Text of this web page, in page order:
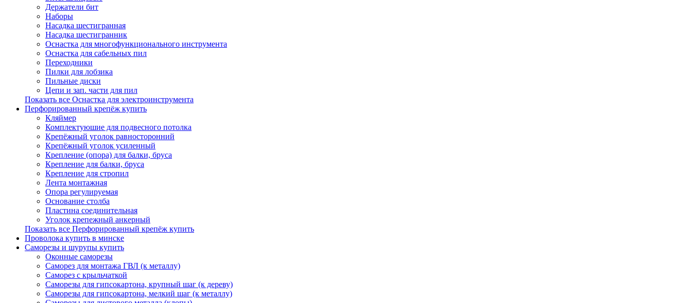
Держатели бит
Наборы
Насадка шестигранная
Насадка шестигранник
Оснастка для многофункционального инструмента
Оснастка для сабельных пил
Переходники
Пилки для лобзика
Пильные диски
Цепи и зап. части для пил
Показать все Оснастка для электроинструмента
Перфорированный крепёж купить
Кляймер
Комплектуюшие для подвесного потолка
Крепёжный уголок равносторонний
Крепёжный уголок усиленный
Крепление (опора) для балки, бруса
Крепление для балки, бруса
Крепление для стропил
Лента монтажная
Опора регулируемая
Основание столба
Пластина соединительная
Уголок крепежный анкерный
Показать все Перфорированный крепёж купить
Проволока купить в минске
Саморезы и шурупы купить
Оконные саморезы
Саморез для монтажа ГВЛ (к металлу)
Саморез с крыльчаткой
Саморезы для гипсокартона, крупный шаг (к дереву)
Саморезы для гипсокартона, мелкий шаг (к металлу)